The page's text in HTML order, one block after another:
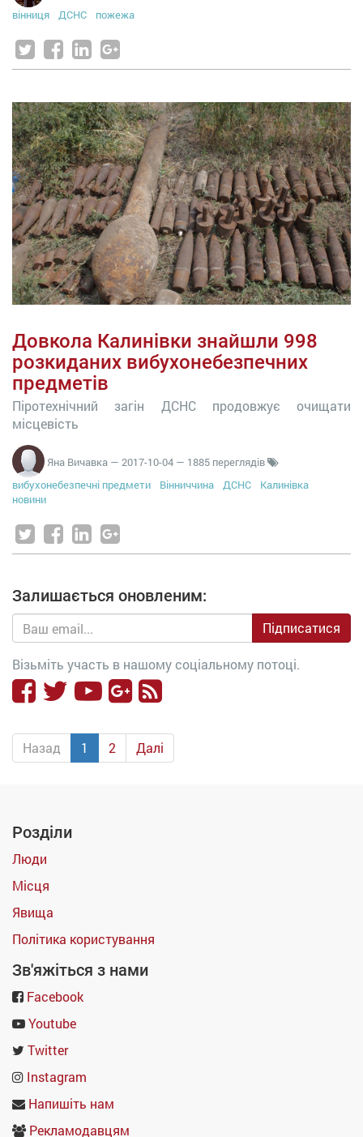
вінниця
ДСНС пожежа
Довкола Калинівки знайшли 998
розкиданих вибухонебезпечних
предметів
Піротехнічний загін ДСНС продовжує очищати
місцевість
Яна Вичавка — 2017-10-04 — 1885 переглядів
вибухонебезпечні предмети
Вінниччина ДСНС
Калинівка
новини
Залишається оновленим:
Підписатися
Візьміть участь в нашому соціальному потоці.
Назад 1 2 Далі
Розділи
Люди
Місця
Явища
Політика користування
Зв'яжіться з нами
Facebook
Youtube
Twitter
Instagram
Напишіть нам
Рекламодавцям